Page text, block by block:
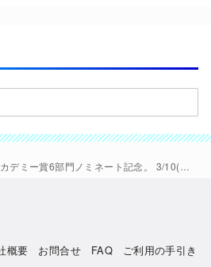
ー賞6部門ノミネート記念。 3/10(金)から『トップガン マーヴェリック』【極爆】アフターバーンver.再発艦
概要 お問合せ FAQ ご利用の手引き